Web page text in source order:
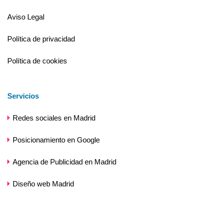
Aviso Legal
Política de privacidad
Política de cookies
Servicios
Redes sociales en Madrid
Posicionamiento en Google
Agencia de Publicidad en Madrid
Diseño web Madrid